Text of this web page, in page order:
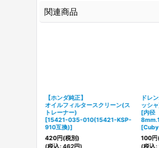
関連商品
【ホンダ純正】
オイルフィルタースクリーン(ス
トレーナー)
[15421-035-010(15421-KSP-
910互換)]
420円(税別)
(税込: 462円)
ドレ
ッシ
[内径
[
100円
(税込: